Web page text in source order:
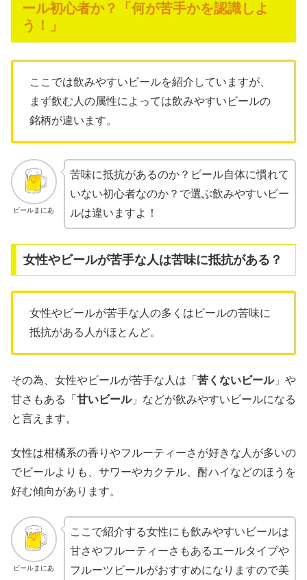
ール初心者か？「何が苦手かを認識しよ
う！」
ここでは飲みやすいビールを紹介していますが、
まず飲む人の属性によっては飲みやすいビールの
銘柄が違います。
ビールまにあ
苦味に抵抗があるのか？ビール自体に慣れて
いない初心者なのか？で選ぶ飲みやすいビー
ルは違いますよ！
女性やビールが苦手な人は苦味に抵抗がある？
女性やビールが苦手な人の多くはビールの苦味に
抵抗がある人がほとんど。
その為、女性やビールが苦手な人は「 苦くないビール」や
甘さもある「 甘いビール」などが飲みやすいビールになる
と言えます。
女性は柑橘系の香りやフルーティーさが好きな人が多いの
でビールよりも、サワーやカクテル、酎ハイなどのほうを
好む傾向があります。
ビールまにあ
ここで紹介する女性にも飲みやすいビールは
甘さやフルーティーさもあるエールタイプや
フルーツビールがおすすめになりますので美